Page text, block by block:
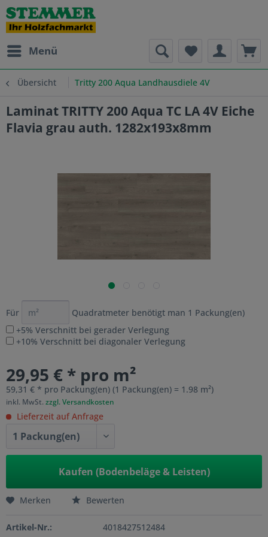
Menü
Übersicht Tritty 200 Aqua Landhausdiele 4V
Laminat TRITTY 200 Aqua TC LA 4V Eiche
Flavia grau auth. 1282x193x8mm
Für Quadratmeter benötigt man 1 Packung(en)
+5% Verschnitt bei gerader Verlegung
+10% Verschnitt bei diagonaler Verlegung
29,95 € * pro m²
59,31 € * pro Packung(en) (1 Packung(en) = 1.98 m²)
inkl. MwSt. zzgl. Versandkosten
Lieferzeit auf Anfrage
Kaufen (Bodenbeläge & Leisten)
Merken Bewerten
Artikel-Nr.: 4018427512484